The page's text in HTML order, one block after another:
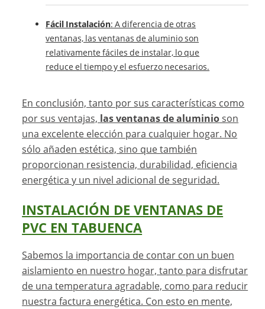
Fácil Instalación: A diferencia de otras
ventanas, las ventanas de aluminio son
relativamente fáciles de instalar, lo que
reduce el tiempo y el esfuerzo necesarios.
En conclusión, tanto por sus características como
por sus ventajas, las ventanas de aluminioson
una excelente elección para cualquier hogar. No
sólo añaden estética, sino que también
proporcionan resistencia, durabilidad, eficiencia
energética y un nivel adicional de seguridad.
INSTALACIÓN DE VENTANAS DE
PVC EN TABUENCA
Sabemos la importancia de contar con un buen
aislamiento en nuestro hogar, tanto para disfrutar
de una temperatura agradable, como para reducir
nuestra factura energética. Con esto en mente,